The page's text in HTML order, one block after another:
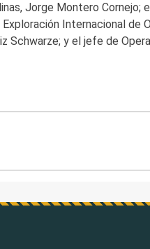
Jorge Montero Cornejo;
Internacional de
Schwarze; y el jefe de